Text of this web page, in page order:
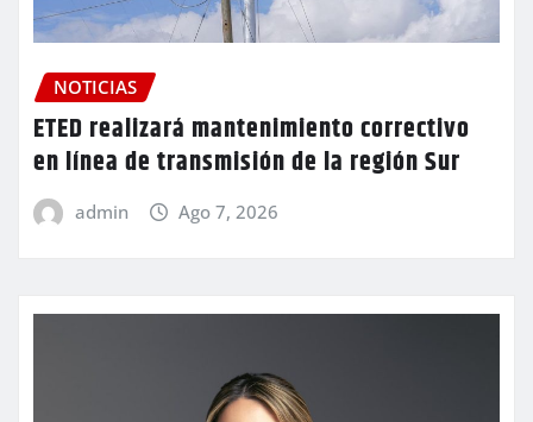
NOTICIAS
ETED realizará mantenimiento correctivo
en línea de transmisión de la región Sur
admin Ago 7, 2026